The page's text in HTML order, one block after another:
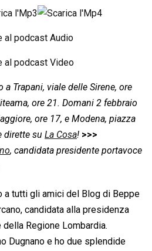
n
a Trapani, viale delle Sirene, ore
ore 21. Domani 2 febbraio
ore 17, e Modena, piazza
dirette su La Cosa! >>>
, candidata presidente portavoce
a tutti gli amici del Blog di Beppe
candidata alla presidenza
Regione Lombardia.
Dugnano e ho due splendide